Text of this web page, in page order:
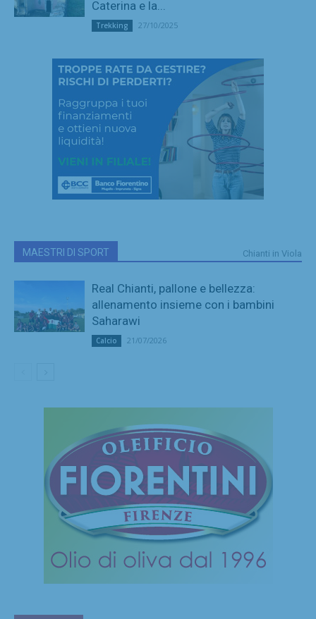
Caterina e la...
Trekking 27/10/2025
MAESTRI DI SPORT Chianti in Viola
Real Chianti, pallone e bellezza:
allenamento insieme con i bambini
Saharawi
Calcio 21/07/2026